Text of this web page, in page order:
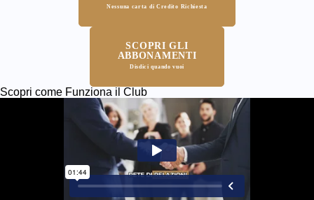
Nessuna carta di Credito Richiesta
SCOPRI GLI
ABBONAMENTI
Disdici quando vuoi
Scopri come Funziona il Club